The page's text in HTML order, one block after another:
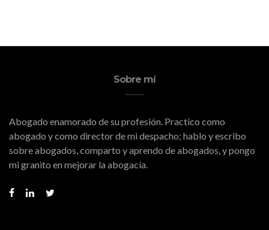
Sobre mí
Abogado enamorado de su profesión. Practico como
abogado y como director de mi despacho; hablo y escribo
sobre abogados, comparto y aprendo de abogados, y pongo
mi granito en mejorar la abogacía.